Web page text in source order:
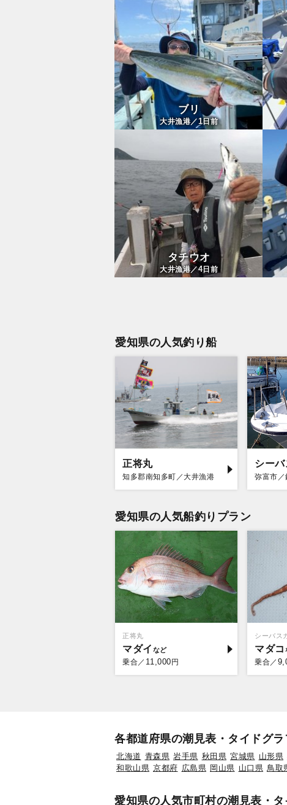
ブリ
大井漁港／1日前
タチウオ
大井漁港／4日前
愛知県の人気釣り船
正将丸
知多郡南知多町／大井漁港 弥富市／
愛知県の人気船釣りプラン
正将丸
マダイ
乗合／ 11,000 円
シーバス
マダコ
乗合／
各都道府県の潮見表・タイドグラ
北海道 青森県 岩手県 秋田県 宮城県 山形県
和歌山県 京都府 広島県 岡山県 山口県 鳥取
愛知県の人気市町村の潮見表・